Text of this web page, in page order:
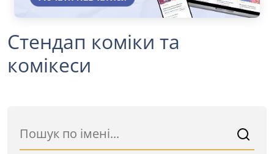
Стендап коміки та
комікеси